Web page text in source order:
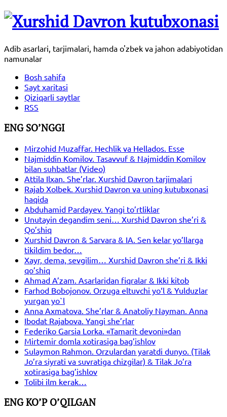
Adib asarlari, tarjimalari, hamda o'zbek va jahon adabiyotidan
namunalar
Bosh sahifa
Sayt xaritasi
Qiziqarli saytlar
RSS
ENG SO’NGGI
Mirzohid Muzaffar. Hechlik va Hellados. Esse
Najmiddin Komilov. Tasavvuf & Najmiddin Komilov
bilan suhbatlar (Video)
Attila Ilxan. She’rlar. Xurshid Davron tarjimalari
Rajab Xolbek. Xurshid Davron va uning kutubxonasi
haqida
Abduhamid Pardayev. Yangi to’rtliklar
Unutayin degandim seni… Xurshid Davron she’ri &
Qo’shiq
Xurshid Davron & Sarvara & IA. Sen kelar yo’llarga
tikildim bedor…
Xayr, dema, sevgilim… Xurshid Davron she’ri & Ikki
qo’shiq
Ahmad A’zam. Asarlaridan fiqralar & Ikki kitob
Farhod Bobojonov. Orzuga eltuvchi yo‘l & Yulduzlar
yurgan yo`l
Anna Axmatova. She’rlar & Anatoliy Nayman. Anna
Ibodat Rajabova. Yangi she’rlar
Federiko Garsia Lorka. «Tamarit devoni»dan
Mirtemir domla xotirasiga bag’ishlov
Sulaymon Rahmon. Orzulardan yaratdi dunyo. (Tilak
Jo’ra siyrati va suvratiga chizgilar) & Tilak Jo’ra
xotirasiga bag’ishlov
Tolibi ilm kerak…
ENG KO’P O’QILGAN